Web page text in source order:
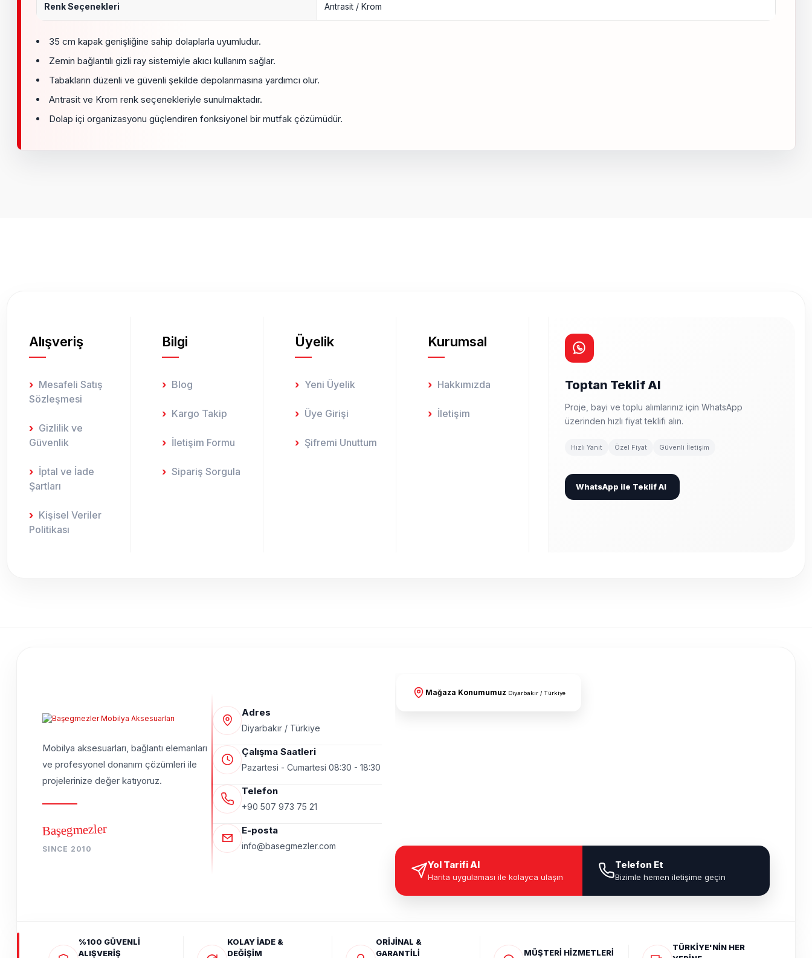
Renk Seçenekleri Antrasit / Krom
35 cm kapak genişliğine sahip dolaplarla uyumludur.
Zemin bağlantılı gizli ray sistemiyle akıcı kullanım sağlar.
Tabakların düzenli ve güvenli şekilde depolanmasına yardımcı olur.
Antrasit ve Krom renk seçenekleriyle sunulmaktadır.
Dolap içi organizasyonu güçlendiren fonksiyonel bir mutfak çözümüdür.
Alışveriş
Mesafeli Satış
Sözleşmesi
Gizlilik ve
Güvenlik
İptal ve İade
Şartları
Kişisel Veriler
Politikası
Bilgi
Blog
Kargo Takip
İletişim Formu
Sipariş Sorgula
Üyelik
Yeni Üyelik
Üye Girişi
Şifremi Unuttum
Kurumsal
Hakkımızda
İletişim
Toptan Teklif Al
Proje, bayi ve toplu alımlarınız için WhatsApp
üzerinden hızlı fiyat teklifi alın.
Hızlı Yanıt Özel Fiyat Güvenli İletişim
WhatsApp ile Teklif Al
Mobilya aksesuarları, bağlantı elemanları
ve profesyonel donanım çözümleri ile
projelerinize değer katıyoruz.
Başegmezler
SINCE 2010
Adres
Diyarbakır / Türkiye
Çalışma Saatleri
Pazartesi - Cumartesi 08:30 - 18:30
Telefon
+90 507 973 75 21
E-posta
info@basegmezler.com
Mağaza Konumumuz Diyarbakır / Türkiye
Yol Tarifi Al
Harita uygulaması ile kolayca ulaşın
Telefon Et
Bizimle hemen iletişime geçin
%100 GÜVENLİ
ALIŞVERİŞ
KOLAY İADE &
DEĞİŞİM
ORİJİNAL &
GARANTİLİ
MÜŞTERİ HİZMETLERİ
TÜRKİYE'NİN HER